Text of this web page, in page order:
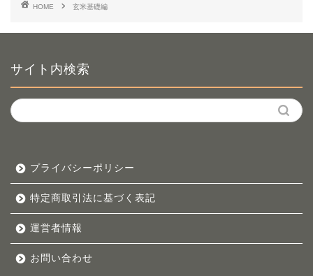
HOME 玄米基礎編
サイト内検索
プライバシーポリシー
特定商取引法に基づく表記
運営者情報
お問い合わせ